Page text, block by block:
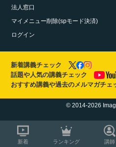
法人窓口
マイメニュー削除(spモード決済)
ログイン
新着講義チェック
話題や人気の講義チェック
おすすめ講義や過去のメルマガチェ
© 2014-2026
新着 ランキング 講師